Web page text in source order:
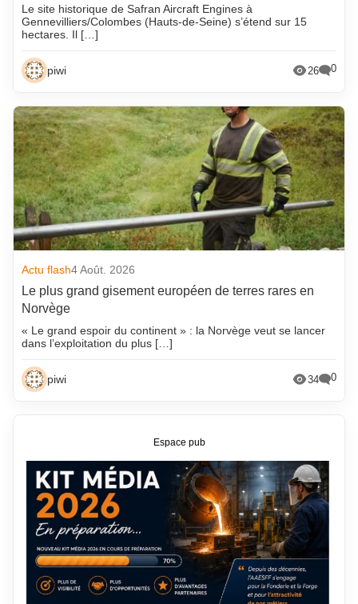
Le site historique de Safran Aircraft Engines à
Gennevilliers/Colombes (Hauts-de-Seine) s’étend sur 15
hectares. Il […]
piwi 26 0
Actu flash4 Août. 2026
Le plus grand gisement européen de terres rares en
Norvège
« Le grand espoir du continent » : la Norvège veut se lancer
dans l’exploitation du plus […]
piwi 34 0
Espace pub